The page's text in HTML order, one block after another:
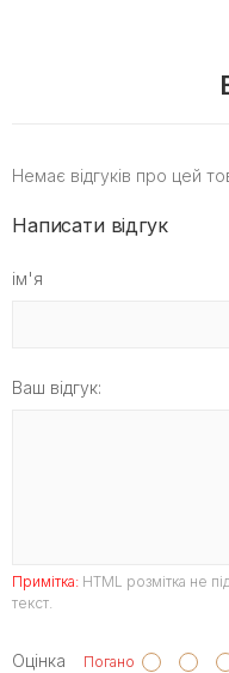
Немає відгуків про цей
Написати відгук
ім'я
Ваш відгук:
Примітка: HTML розмітка не
текст.
Оцінка Погано